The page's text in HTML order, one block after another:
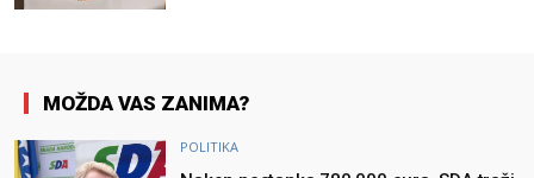
MOŽDA VAS ZANIMA?
POLITIKA